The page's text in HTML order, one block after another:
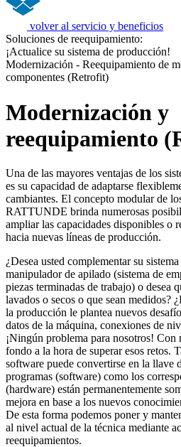
volver al servicio y beneficios
Soluciones de reequipamiento:
¡Actualice su sistema de producción!
Modernización - Reequipamiento de
componentes (Retrofit)
Modernización y
reequipamiento
Una de las mayores ventajas de los
es su capacidad de adaptarse
cambiantes. El concepto modular de
RATTUNDE brinda numerosas
ampliar las capacidades disponibles o
hacia nuevas líneas de producción.
¿Desea usted complementar su
manipulador de apilado (sistema de
piezas terminadas de trabajo) o desea
lavados o secos o que sean medidos?
la producción le plantea nuevos
datos de la máquina, conexiones de
¡Ningún problema para nosotros! Con
fondo a la hora de superar esos retos.
software puede convertirse en la llave
programas (software) como los
(hardware) están permanentemente
mejora en base a los nuevos
De esta forma podemos poner y
al nivel actual de la técnica mediante
reequipamientos.